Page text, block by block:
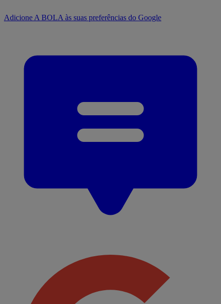
Adicione A BOLA às suas preferências do Google